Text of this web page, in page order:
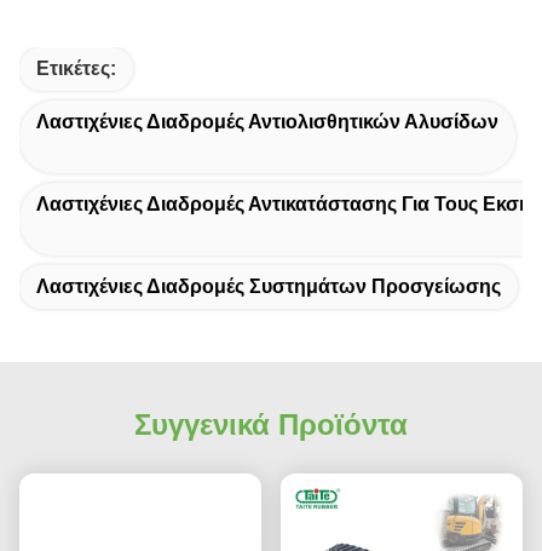
Ετικέτες:
Λαστιχένιες Διαδρομές Αντιολισθητικών Αλυσίδων
Λαστιχένιες Διαδρομές Αντικατάστασης Για Τους
Λαστιχένιες Διαδρομές Συστημάτων Προσγείωσης
Συγγενικά Προϊόντα